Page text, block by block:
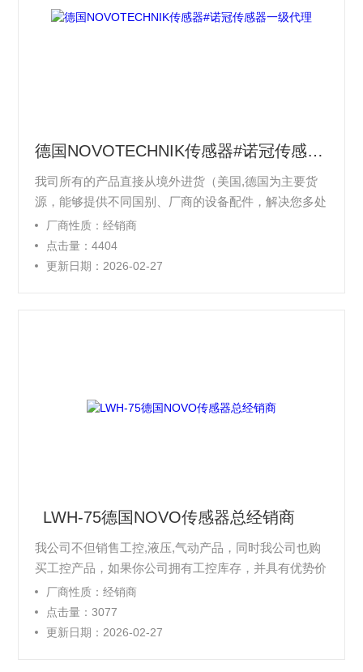
德国NOVOTECHNIK传感器#诺冠传感器一级代理
我司所有的产品直接从境外进货（美国,德国为主要货
源，能够提供不同国别、厂商的设备配件，解决您多处
寻找的麻烦和对产品质量的担心等, 在价格上我们有很
大的优势，公司备有大量的现货，是国内库存量Z多的
公司之一，咨询，我们将会给您*质的服务！
厂商性质：经销商
点击量：4404
更新日期：2026-02-27
LWH-75德国NOVO传感器总经销商
我公司不但销售工控,液压,气动产品，同时我公司也购
买工控产品，如果你公司拥有工控库存，并具有优势价
格。非常欢迎你和我公司。相信我们的一定能够合作愉
快。如果你愿意，我公司也真诚的欢迎你来我公司参观
考察，我公司将尽Z大的努力使你在上海之行倍感轻松
厂商性质：经销商
点击量：3077
更新日期：2026-02-27